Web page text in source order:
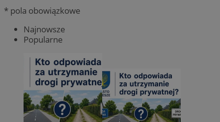
* pola obowiązkowe
Najnowsze
Popularne